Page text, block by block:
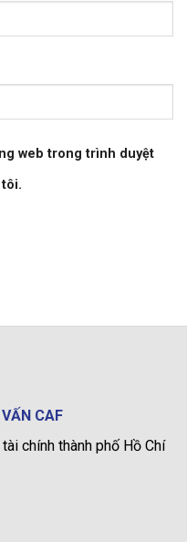
web trong trình duyệt
CAF
chính thành phố Hồ Chí